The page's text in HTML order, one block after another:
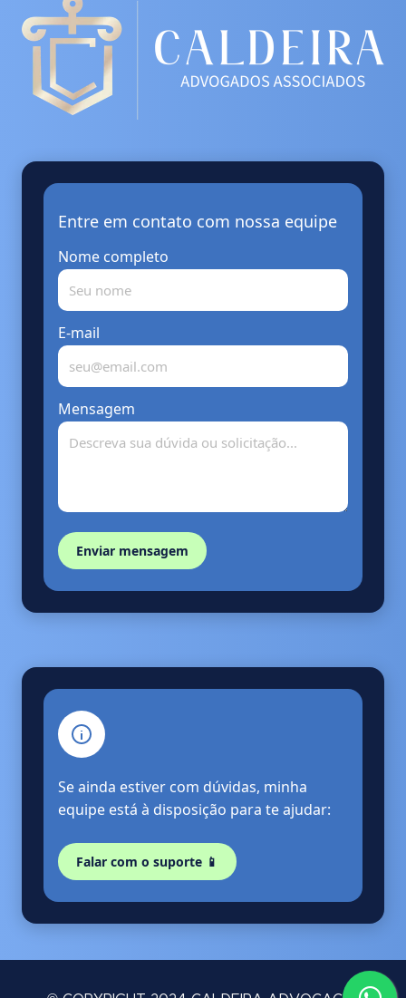
Entre em contato com nossa equipe
Nome completo
E-mail
Mensagem
Enviar mensagem
Se ainda estiver com dúvidas, minha
equipe está à disposição para te ajudar:
Falar com o suporte 📱